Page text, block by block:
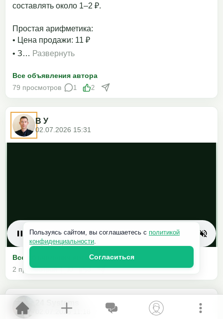
составлять около 1–2 ₽.
Простая арифметика:
• Цена продажи: 11 ₽
• З… Развернуть
79 просмотров
1
02.07.2026 15:31
Пользуясь сайтом, вы соглашаетесь с политикой
конфиденциальности.
Согласиться